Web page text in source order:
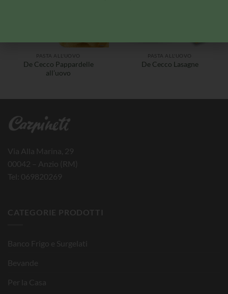
PASTA ALL'UOVO
De Cecco Pappardelle
all’uovo
PASTA ALL'UOVO
De Cecco Lasagne
Via Alla Marina, 29
00042 – Anzio (RM)
Tel: 069820269
CATEGORIE PRODOTTI
Banco Frigo e Surgelati
Bevande
Per la Casa